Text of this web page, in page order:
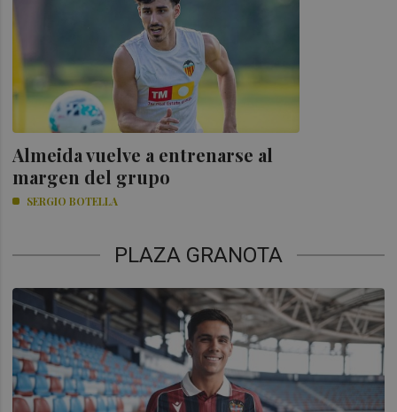
Almeida vuelve a entrenarse al
margen del grupo
SERGIO BOTELLA
PLAZA GRANOTA